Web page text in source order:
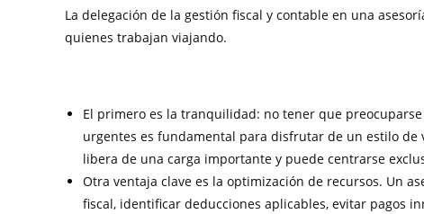
La delegación de la gestión fiscal y contable en una
quienes trabajan viajando.
El primero es la tranquilidad: no tener que
urgentes es fundamental para disfrutar de un estilo
libera de una carga importante y puede centrarse
Otra ventaja clave es la optimización de recursos. Un
fiscal, identificar deducciones aplicables, evitar pagos